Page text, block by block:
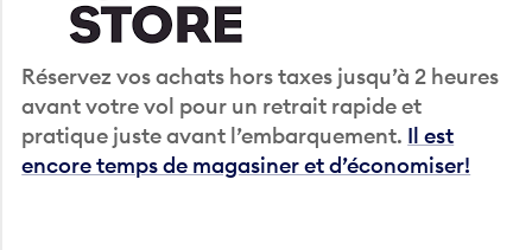
Réservez vos achats hors taxes jusqu’à 2 heures
avant votre vol pour un retrait rapide et
pratique juste avant l’embarquement. Il est
encore temps de magasiner et d’économiser!